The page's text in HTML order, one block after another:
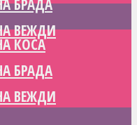
БРАДА
ВЕЖДИ
КОСА
БРАДА
ВЕЖДИ